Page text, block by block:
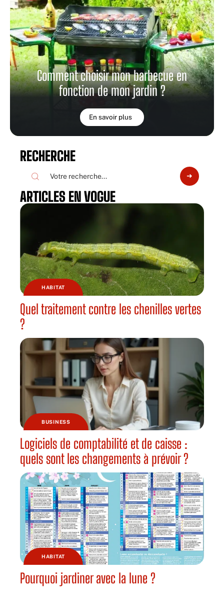
Comment choisir mon barbecue en
fonction de mon jardin ?
En savoir plus
RECHERCHE
ARTICLES EN VOGUE
HABITAT
Quel traitement contre les chenilles vertes
?
BUSINESS
Logiciels de comptabilité et de caisse :
quels sont les changements à prévoir ?
HABITAT
Pourquoi jardiner avec la lune ?